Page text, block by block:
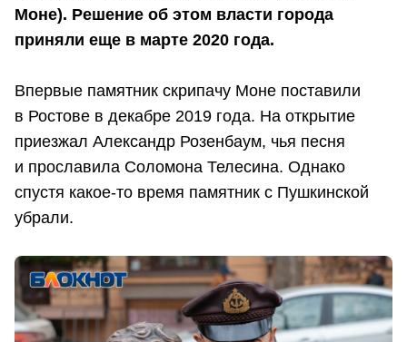
Моне). Решение об этом власти города
приняли еще в марте 2020 года.
Впервые памятник скрипачу Моне поставили
в Ростове в декабре 2019 года. На открытие
приезжал Александр Розенбаум, чья песня
и прославила Соломона Телесина. Однако
спустя какое-то время памятник с Пушкинской
убрали.